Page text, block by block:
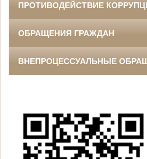
ПРОТИВОДЕЙСТВИЕ
ОБРАЩЕНИЯ ГРАЖДАН
ВНЕПРОЦЕССУАЛЬНЫЕ